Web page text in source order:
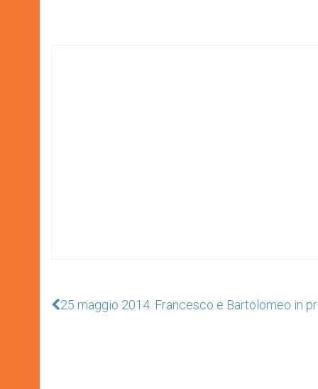
25 maggio 2014: Francesco e Bartolomeo in